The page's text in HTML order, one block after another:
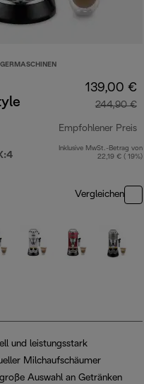
139,00 €
244,90 €
Empfohlener Preis
Inklusive MwSt.-Betrag von
22,19 € ( 19%)
Vergleichen
und leistungsstark
Milchaufschäumer
Auswahl an Getränken